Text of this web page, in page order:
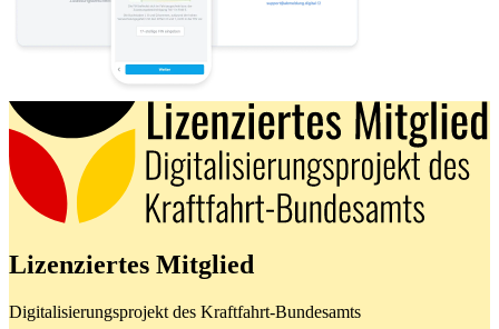
Lizenziertes Mitglied
Digitalisierungsprojekt des Kraftfahrt-Bundesamts